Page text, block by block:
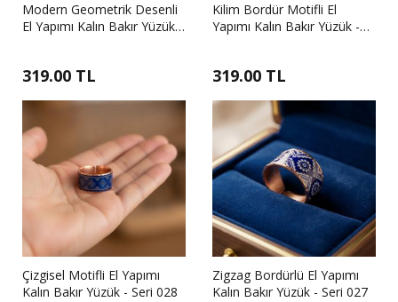
Modern Geometrik Desenli
El Yapımı Kalın Bakır Yüzük -
319.00 TL
Kilim Bordür Motifli El
Yapımı Kalın Bakır Yüzük -
319.00 TL
Çizgisel Motifli El Yapımı
Kalın Bakır Yüzük - Seri 028
Zigzag Bordürlü El Yapımı
Kalın Bakır Yüzük - Seri 027